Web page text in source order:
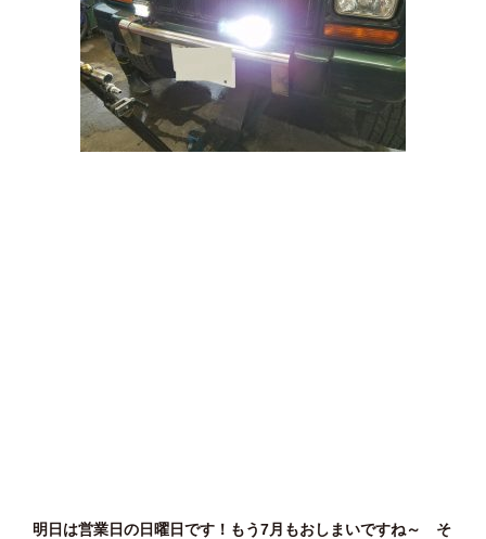
明日は営業日の日曜日です！もう7月もおしまいですね～ そ